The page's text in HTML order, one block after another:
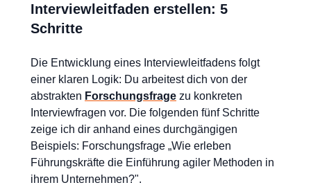
Interviewleitfaden erstellen: 5
Schritte
Die Entwicklung eines Interviewleitfadens folgt
einer klaren Logik: Du arbeitest dich von der
abstrakten Forschungsfrage zu konkreten
Interviewfragen vor. Die folgenden fünf Schritte
zeige ich dir anhand eines durchgängigen
Beispiels: Forschungsfrage „Wie erleben
Führungskräfte die Einführung agiler Methoden in
ihrem Unternehmen?".